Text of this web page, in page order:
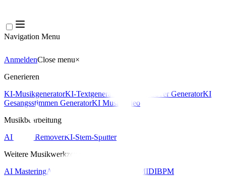
Navigation Menu
AnmeldenClose menu×
Generieren
KI-MusikgeneratorKI-Textgenerator KI Song Cover GeneratorKI
Gesangsstimmen GeneratorKI Musikvideo
Musikbearbeitung
AI Vocal RemoverKI-Stem-Splitter
Weitere Musikwerkzeuge
AI MasteringAI MIDI Editor AI Audio zu MIDIBPM